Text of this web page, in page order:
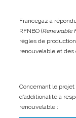
Francegaz a
RFNBO (Renewable
règles de
renouvelable et des
Concernant le
d’additionalité à
renouvelable :